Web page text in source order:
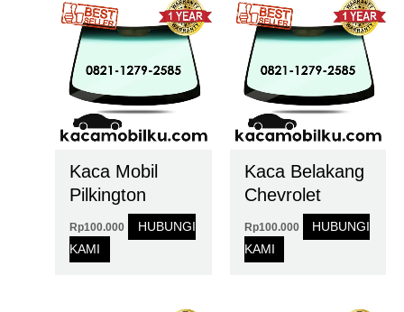
Kaca Mobil
Pilkington
Rp100.000
HUBUNGI
KAMI
Kaca Belakang
Chevrolet
Rp100.000
HUBUNGI
KAMI